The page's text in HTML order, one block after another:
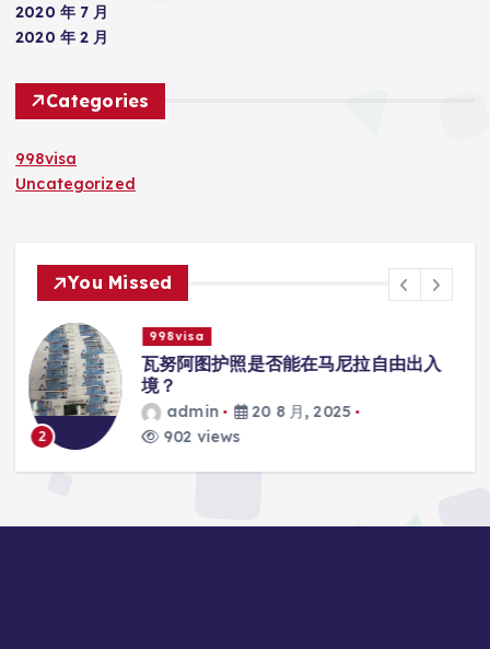
2020 年 7 月
2020 年 2 月
Categories
998visa
Uncategorized
You Missed
3
998visa
瓦努阿图护照是否能在马尼拉使用国际
学校的注册？
admin
20 8 月, 2025
817 views